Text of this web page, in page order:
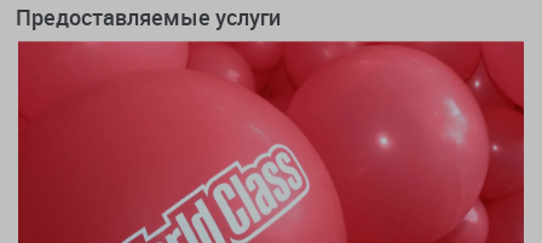
Предоставляемые услуги